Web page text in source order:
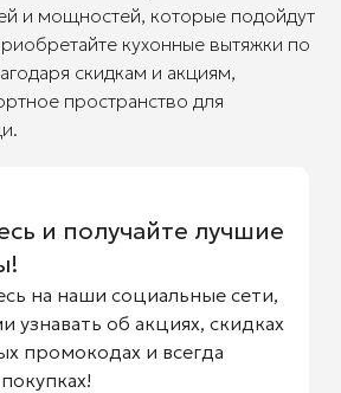
и мощностей, которые подойдут
кухонные вытяжки по
скидкам и акциям,
пространство для
и получайте лучшие
на наши социальные сети,
узнавать об акциях, скидках
промокодах и всегда